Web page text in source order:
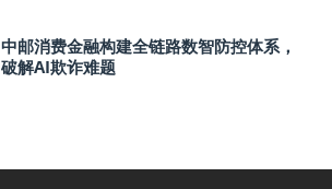
中邮消费金融构建全链路数智防控体系，
破解AI欺诈难题